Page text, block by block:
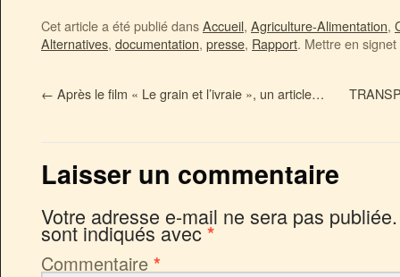
Cet article a été publié dansAccueil, Agriculture-Alimentation,
Alternatives, documentation, presse, Rapport. Mettre en
← Après le film « Le grain et l’ivraie », un article…
Laisser un commentaire
Votre adresse e-mail ne sera pas publiée.
sont indiqués avec*
Commentaire *